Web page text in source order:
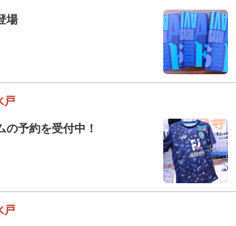
場
戸
予約を受付中！
戸